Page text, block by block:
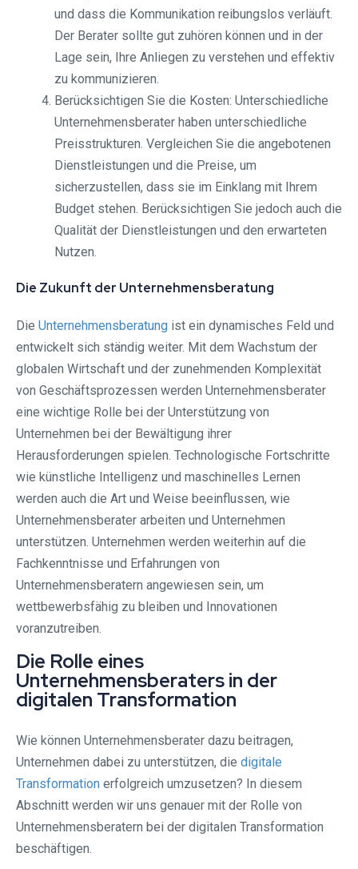
und dass die Kommunikation reibungslos verläuft.
Der Berater sollte gut zuhören können und in der
Lage sein, Ihre Anliegen zu verstehen und effektiv
zu kommunizieren.
Berücksichtigen Sie die Kosten: Unterschiedliche
Unternehmensberater haben unterschiedliche
Preisstrukturen. Vergleichen Sie die angebotenen
Dienstleistungen und die Preise, um
sicherzustellen, dass sie im Einklang mit Ihrem
Budget stehen. Berücksichtigen Sie jedoch auch die
Qualität der Dienstleistungen und den erwarteten
Nutzen.
Die Zukunft der Unternehmensberatung
Die Unternehmensberatung ist ein dynamisches Feld und
entwickelt sich ständig weiter. Mit dem Wachstum der
globalen Wirtschaft und der zunehmenden Komplexität
von Geschäftsprozessen werden Unternehmensberater
eine wichtige Rolle bei der Unterstützung von
Unternehmen bei der Bewältigung ihrer
Herausforderungen spielen. Technologische Fortschritte
wie künstliche Intelligenz und maschinelles Lernen
werden auch die Art und Weise beeinflussen, wie
Unternehmensberater arbeiten und Unternehmen
unterstützen. Unternehmen werden weiterhin auf die
Fachkenntnisse und Erfahrungen von
Unternehmensberatern angewiesen sein, um
wettbewerbsfähig zu bleiben und Innovationen
voranzutreiben.
Die Rolle eines
Unternehmensberaters in der
digitalen Transformation
Wie können Unternehmensberater dazu beitragen,
Unternehmen dabei zu unterstützen, die digitale
Transformation erfolgreich umzusetzen? In diesem
Abschnitt werden wir uns genauer mit der Rolle von
Unternehmensberatern bei der digitalen Transformation
beschäftigen.